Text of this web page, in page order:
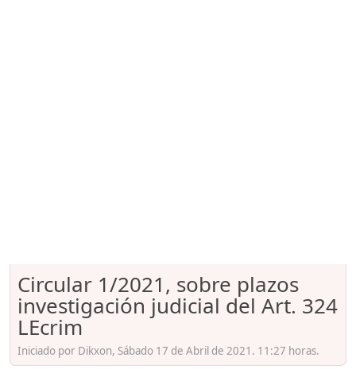
Circular 1/2021, sobre plazos
investigación judicial del Art. 324
LEcrim
Iniciado por Dikxon, Sábado 17 de Abril de 2021. 11:27 horas.